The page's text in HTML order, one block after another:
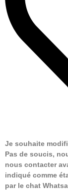
Je souhaite
Pas de soucis,
nous contacter
indiqué comme
par le chat